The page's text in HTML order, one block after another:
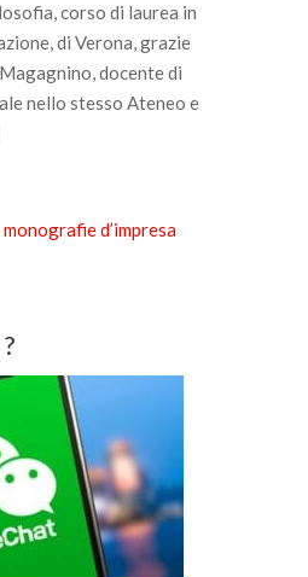
corso di laurea in
di Verona, grazie
docente di
nello stesso Ateneo e
d’impresa